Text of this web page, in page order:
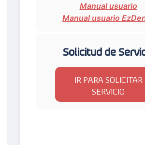
Manual usuario
Manual usuario
Solicitud de
IR PARA SOLICITAR
SERVICIO